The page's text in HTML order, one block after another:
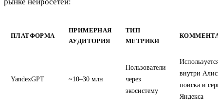
ПЛАТФОРМА
ПРИМЕРНАЯ
АУДИТОРИЯ
ТИП
МЕТРИКИ
YandexGPT ~10–30 млн
Пользователи
через
экосистему
внутри
поиска и
Яндекса